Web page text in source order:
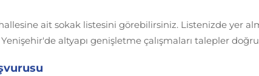
ait sokak listesini görebilirsiniz. Listenizde yer
Yenişehir'de altyapı genişletme çalışmaları talepler